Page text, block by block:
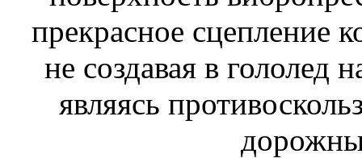
прекрасное сцепление
не создавая в гололед
являясь